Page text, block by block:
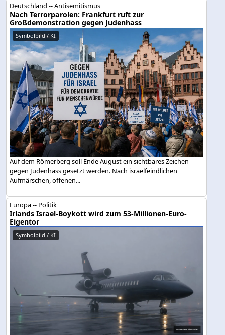
Deutschland -- Antisemitismus
Nach Terrorparolen: Frankfurt ruft zur
Großdemonstration gegen Judenhass
Symbolbild / KI
Auf dem Römerberg soll Ende August ein sichtbares Zeichen
gegen Judenhass gesetzt werden. Nach israelfeindlichen
Aufmärschen, offenen...
Europa -- Politik
Irlands Israel-Boykott wird zum 53-Millionen-Euro-
Eigentor
Symbolbild / KI